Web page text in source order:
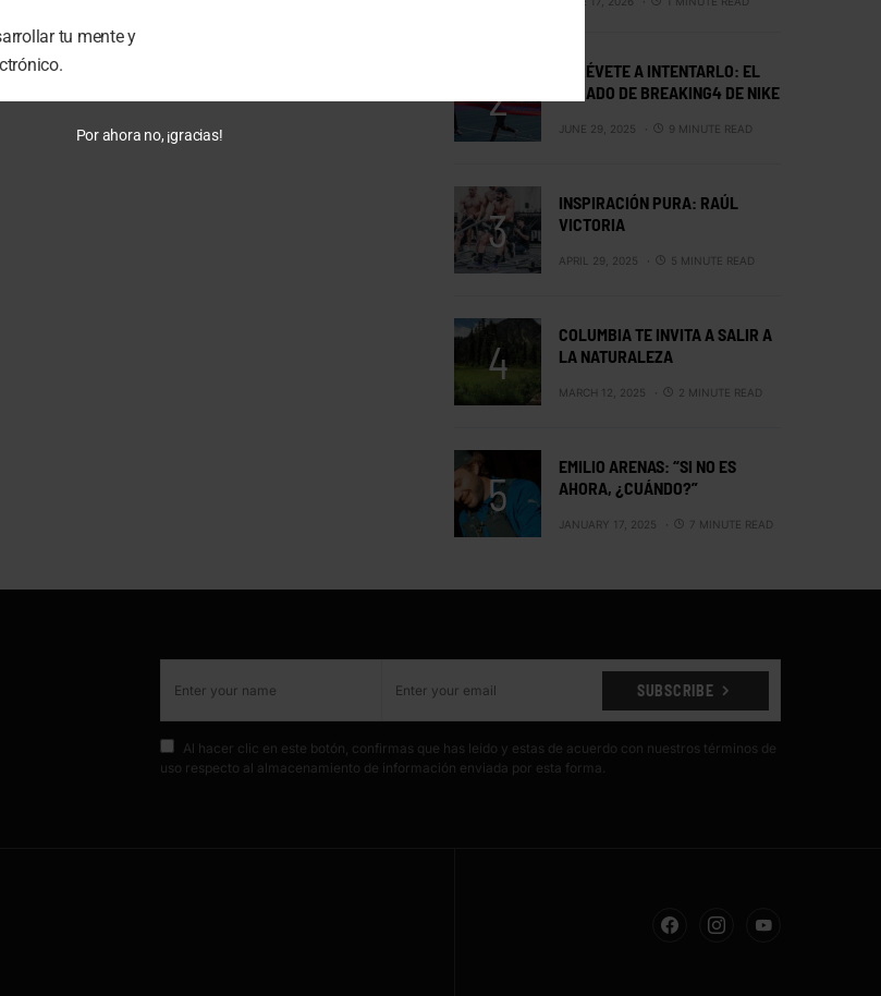
ATRÉVETE A INTENTARLO: EL
LEGADO DE BREAKING4 DE NIKE
JUNE 29, 2025 9 MINUTE READ
INSPIRACIÓN PURA: RAÚL
VICTORIA
APRIL 29, 2025 5 MINUTE READ
COLUMBIA TE INVITA A SALIR A
LA NATURALEZA
MARCH 12, 2025 2 MINUTE READ
EMILIO ARENAS: “SI NO ES
AHORA, ¿CUÁNDO?”
JANUARY 17, 2025 7 MINUTE READ
SUBSCRIBE
Al hacer clic en este botón, confirmas que has leído y estas de acuerdo con nuestros términos de
uso respecto al almacenamiento de información enviada por esta forma.
tu mente y
Por ahora no, ¡gracias!